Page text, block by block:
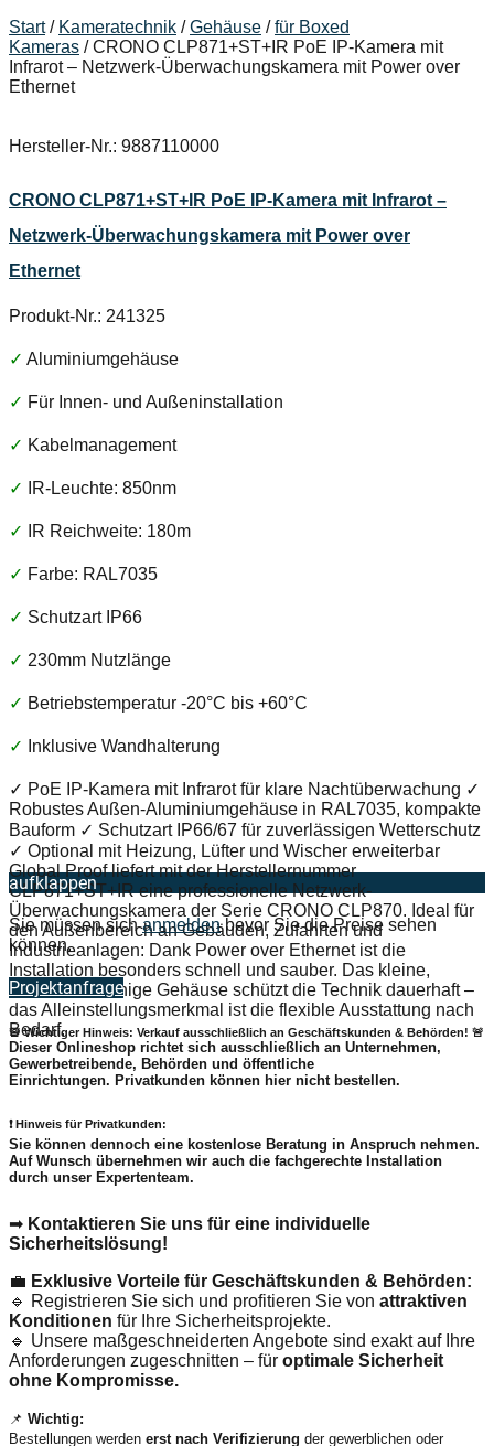
Start/ Kameratechnik /Gehäuse /für Boxed
Kameras / CRONO CLP871+ST+IR PoE IP-Kamera mit
Infrarot – Netzwerk-Überwachungskamera mit Power over
Ethernet
Hersteller-Nr.: 9887110000
CRONO CLP871+ST+IR PoE IP-Kamera mit Infrarot –
Netzwerk-Überwachungskamera mit Power over
Ethernet
Produkt-Nr.: 241325
✓ Aluminiumgehäuse
✓ Für Innen- und Außeninstallation
✓ Kabelmanagement
✓ IR-Leuchte: 850nm
✓ IR Reichweite: 180m
✓ Farbe: RAL7035
✓ Schutzart IP66
✓ 230mm Nutzlänge
✓ Betriebstemperatur -20°C bis +60°C
✓ Inklusive Wandhalterung
✓ PoE IP-Kamera mit Infrarot für klare Nachtüberwachung ✓
Robustes Außen-Aluminiumgehäuse in RAL7035, kompakte
Bauform ✓ Schutzart IP66/67 für zuverlässigen Wetterschutz
✓ Optional mit Heizung, Lüfter und Wischer erweiterbar
Global Proof liefert mit der Herstellernummer
CLP871+ST+IR eine professionelle Netzwerk-
Überwachungskamera der Serie CRONO CLP870. Ideal für
den Außenbereich an Gebäuden, Zufahrten und
Industrieanlagen: Dank Power over Ethernet ist die
Installation besonders schnell und sauber. Das kleine,
widerstandsfähige Gehäuse schützt die Technik dauerhaft –
das Alleinstellungsmerkmal ist die flexible Ausstattung nach
Bedarf.
aufklappen
Sie müssen sichanmeldenbevor Sie die Preise sehen
können.
Projektanfrage
🚨 Wichtiger Hinweis: Verkauf ausschließlich an Geschäftskunden & Behörden! 🚨
Dieser Onlineshop richtet sich ausschließlich an Unternehmen,
Gewerbetreibende, Behörden und öffentliche
Einrichtungen. Privatkunden können hier nicht bestellen.
❗Hinweis für Privatkunden:
Sie können dennoch eine kostenlose Beratung in Anspruch nehmen.
Auf Wunsch übernehmen wir auch die fachgerechte Installation
durch unser Expertenteam.
➡ Kontaktieren Sie uns für eine individuelle
Sicherheitslösung!
💼 Exklusive Vorteile für Geschäftskunden & Behörden:
🔹 Registrieren Sie sich und profitieren Sie von attraktiven
Konditionen für Ihre Sicherheitsprojekte.
🔹 Unsere maßgeschneiderten Angebote sind exakt auf Ihre
Anforderungen zugeschnitten – für optimale Sicherheit
ohne Kompromisse.
📌 Wichtig:
Bestellungen werden erst nach Verifizierung der gewerblichen oder